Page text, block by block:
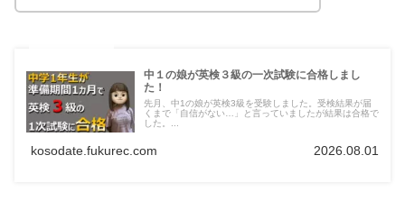
中１の娘が英検３級の一次試験に合格しまし
た！
先月、中1の娘が英検3級を受験しました。受検結果が届
くまで「自信がない…」と言っていましたが結果は合格で
した。...
kosodate.fukurec.com 2026.08.01